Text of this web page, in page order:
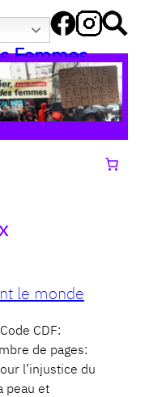
Femmes
le monde
CDF:
de pages:
l’injustice du
peau et